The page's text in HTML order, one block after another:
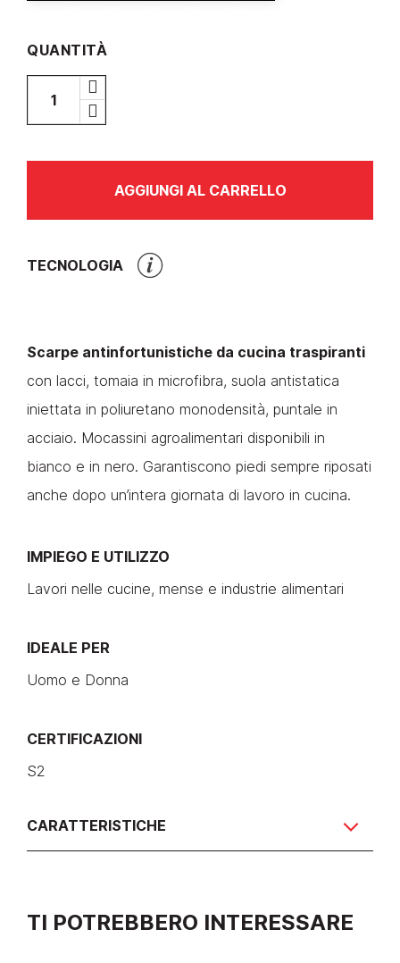
QUANTITÀ
AGGIUNGI AL CARRELLO
TECNOLOGIA
Scarpe antinfortunistiche da cucina traspiranti
con lacci, tomaia in microfibra, suola antistatica
iniettata in poliuretano monodensità, puntale in
acciaio. Mocassini agroalimentari disponibili in
bianco e in nero. Garantiscono piedi sempre riposati
anche dopo un’intera giornata di lavoro in cucina.
IMPIEGO E UTILIZZO
Lavori nelle cucine, mense e industrie alimentari
IDEALE PER
Uomo e Donna
CERTIFICAZIONI
S2
CARATTERISTICHE
TI POTREBBERO INTERESSARE